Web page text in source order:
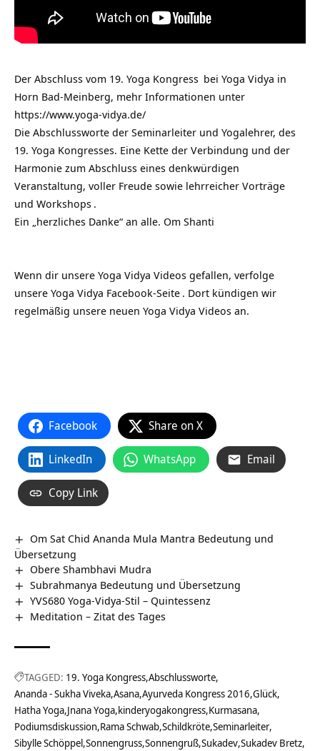
Der Abschluss vom 19. Yoga Kongress bei Yoga Vidya in
Horn Bad-Meinberg, mehr Informationen unter
https://www.yoga-vidya.de/
Die Abschlussworte der Seminarleiter und Yogalehrer, des
19. Yoga Kongresses. Eine Kette der Verbindung und der
Harmonie zum Abschluss eines denkwürdigen
Veranstaltung, voller Freude sowie lehrreicher Vorträge
und Workshops .
Ein „herzliches Danke“ an alle. Om Shanti
Wenn dir unsere Yoga Vidya Videos gefallen, verfolge
unsere Yoga Vidya Facebook-Seite . Dort kündigen wir
regelmäßig unsere neuen Yoga Vidya Videos an.
Facebook Share on X
LinkedIn WhatsApp Email
Copy Link
Om Sat Chid Ananda Mula Mantra Bedeutung und
Übersetzung
Obere Shambhavi Mudra
Subrahmanya Bedeutung und Übersetzung
YVS680 Yoga-Vidya-Stil – Quintessenz
Meditation – Zitat des Tages
TAGGED: 19. Yoga Kongress Abschlussworte
Ananda - Sukha Viveka Asana Ayurveda Kongress 2016 Glück
Hatha Yoga Jnana Yoga kinderyogakongress Kurmasana
Podiumsdiskussion Rama Schwab Schildkröte Seminarleiter
Sibylle Schöppel Sonnengruss Sonnengruß Sukadev Sukadev Bretz